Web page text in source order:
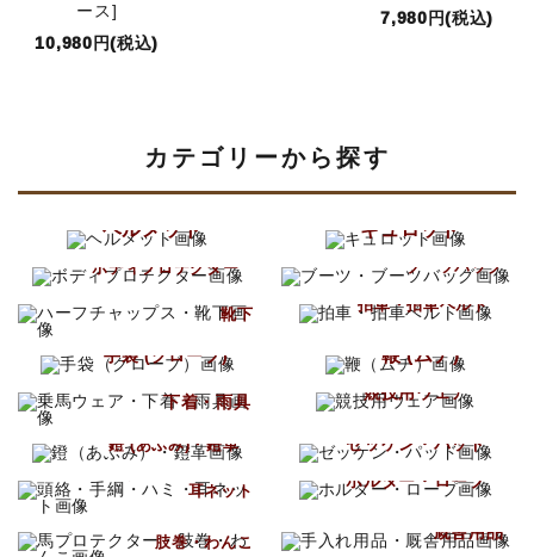
ース]
10,980円(税込)
7,980円(税込)
カテゴリーから探す
ヘルメット キュロット
ボディプロテクター
ブーツ
ブーツバッグ
靴下
拍車・拍車ベルト
手袋 (グローブ) 鞭 (ムチ)
下着・雨具
競技用ウェア
鐙 (あぶみ)・鐙革 ゼッケン・パッド
耳ネット
ホルター・ロープ
肢巻・わんこ
厩舎用品